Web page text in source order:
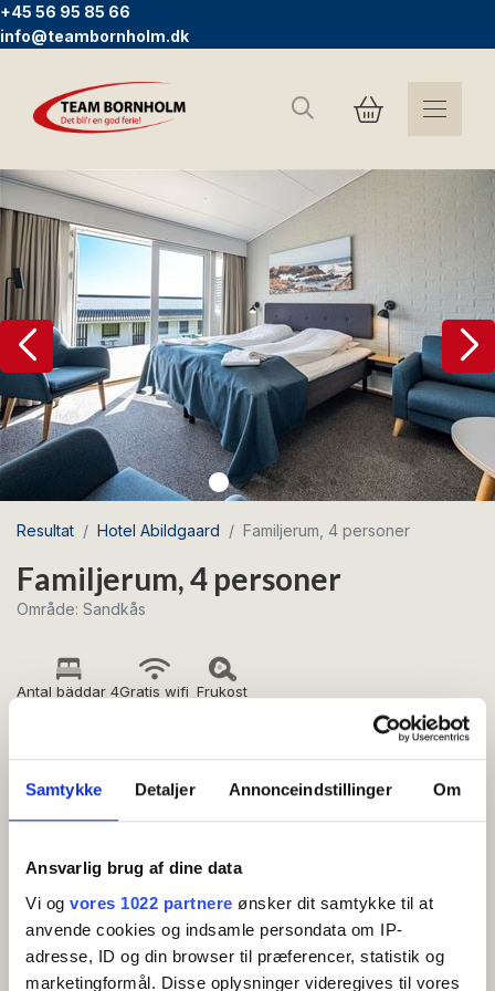
Samtykke Detaljer Annonceindstillinger Om
Ansvarlig brug af dine data
Vi og vores 1022 partnere ønsker dit samtykke til at
anvende cookies og indsamle persondata om IP-
adresse, ID og din browser til præferencer, statistik og
marketingformål. Disse oplysninger videregives til vores
+45 56 95 85 66
info@teambornholm.dk
Sök
Resultat Hotel Abildgaard Familjerum, 4 personer
Familjerum, 4 personer
Område: Sandkås
Antal bäddar 4Gratis wifi Frukost
(2 sovplatser) och extra sovrum (2 sovplatser). All
inclusive: Frukost och en stor kvällsbuffé med
drycker ingår i rumspriset, som gäller för 4
BEKVÄMLIGHETER